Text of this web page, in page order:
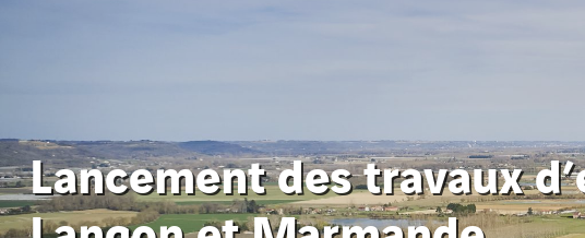
Lancement des travaux